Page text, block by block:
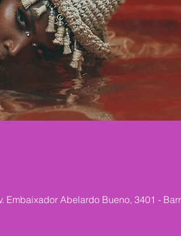
Embaixador Abelardo Bueno, 3401 -